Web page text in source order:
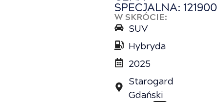
SPECJALNA: 121900
W SKRÓCIE:
SUV
Hybryda
2025
Starogard
Gdański